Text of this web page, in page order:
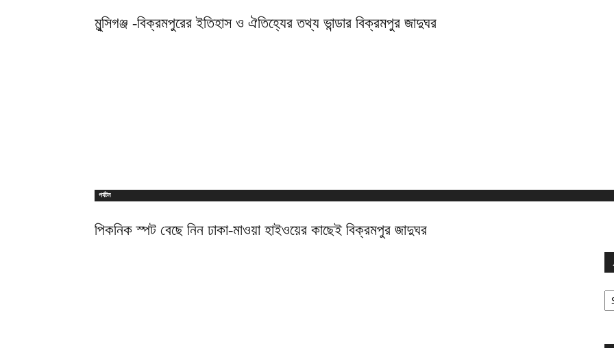
মুন্সিগঞ্জ -বিক্রমপুরের ইতিহাস ও ঐতিহ্যের তথ্য ভান্ডার বিক্রমপুর জাদুঘর
পর্যটন
পিকনিক স্পট বেছে নিন ঢাকা-মাওয়া হাইওয়ের কাছেই বিক্রমপুর জাদুঘর